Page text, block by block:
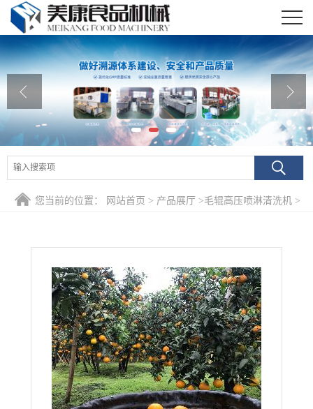
公司首页
公司动态
产品展厅
联系我们
您当前的位置： 网站首页 > 产品展厅 >毛辊高压喷淋清洗机 >